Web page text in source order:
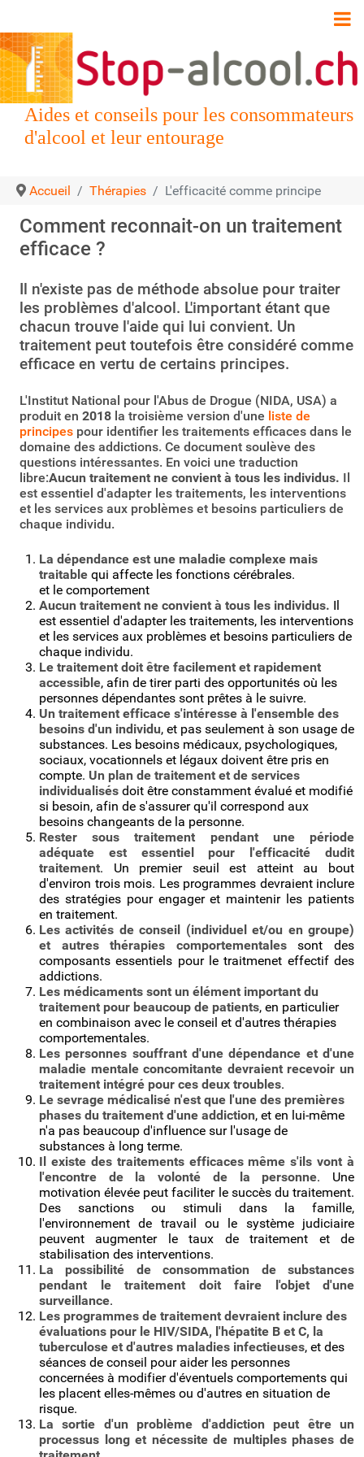
Aides et conseils pour les consommateurs
d'alcool et leur entourage
Accueil Thérapies L'efficacité comme principe
Comment reconnait-on un traitement
efficace ?
Il n'existe pas de méthode absolue pour traiter
les problèmes d'alcool. L'important étant que
chacun trouve l'aide qui lui convient. Un
traitement peut toutefois être considéré comme
efficace en vertu de certains principes.
L'Institut National pour l'Abus de Drogue (NIDA, USA) a
produit en 2018 la troisième version d'une liste de
principes pour identifier les traitements efficaces dans le
domaine des addictions. Ce document soulève des
questions intéressantes. En voici une traduction
libre:Aucun traitement ne convient à tous les individus. Il
est essentiel d'adapter les traitements, les interventions
et les services aux problèmes et besoins particuliers de
chaque individu.
La dépendance est une maladie complexe mais
traitable qui affecte les fonctions cérébrales.
et le comportement
Aucun traitement ne convient à tous les individus. Il
est essentiel d'adapter les traitements, les interventions
et les services aux problèmes et besoins particuliers de
chaque individu.
Le traitement doit être facilement et rapidement
accessible, afin de tirer parti des opportunités où les
personnes dépendantes sont prêtes à le suivre.
Un traitement efficace s'intéresse à l'ensemble des
besoins d'un individu, et pas seulement à son usage de
substances. Les besoins médicaux, psychologiques,
sociaux, vocationnels et légaux doivent être pris en
compte. Un plan de traitement et de services
individualisés doit être constamment évalué et modifié
si besoin, afin de s'assurer qu'il correspond aux
besoins changeants de la personne.
Rester sous traitement pendant une période
adéquate est essentiel pour l'efficacité dudit
traitement. Un premier seuil est atteint au bout
d'environ trois mois. Les programmes devraient inclure
des stratégies pour engager et maintenir les patients
en traitement.
Les activités de conseil (individuel et/ou en groupe)
et autres thérapies comportementalessont des
composants essentiels pour le traitmenet effectif des
addictions.
Les médicaments sont un élément important du
traitement pour beaucoup de patients, en particulier
en combinaison avec le conseil et d'autres thérapies
comportementales.
Les personnes souffrant d'une dépendance et d'une
maladie mentale concomitante devraient recevoir un
traitement intégré pour ces deux troubles.
Le sevrage médicalisé n'est que l'une des premières
phases du traitement d'une addiction, et en lui-même
n'a pas beaucoup d'influence sur l'usage de
substances à long terme.
Il existe des traitements efficaces même s'ils vont à
l'encontre de la volonté de la personne. Une
motivation élevée peut faciliter le succès du traitement.
Des sanctions ou stimuli dans la famille,
l'environnement de travail ou le système judiciaire
peuvent augmenter le taux de traitement et de
stabilisation des interventions.
La possibilité de consommation de substances
pendant le traitement doit faire l'objet d'une
surveillance.
Les programmes de traitement devraient inclure des
évaluations pour le HIV/SIDA, l'hépatite B et C, la
tuberculose et d'autres maladies infectieuses, et des
séances de conseil pour aider les personnes
concernées à modifier d'éventuels comportements qui
les placent elles-mêmes ou d'autres en situation de
risque.
La sortie d'un problème d'addiction peut être un
processus long et nécessite de multiples phases de